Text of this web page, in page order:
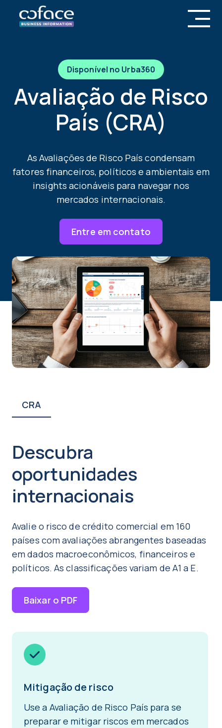
Disponível no Urba360
Avaliação de Risco
País (CRA)
As Avaliações de Risco País condensam
fatores financeiros, políticos e ambientais em
insights acionáveis para navegar nos
mercados internacionais.
Entre em contato
CRA
Descubra
oportunidades
internacionais
Avalie o risco de crédito comercial em 160
países com avaliações abrangentes baseadas
em dados macroeconômicos, financeiros e
políticos. As classificações variam de A1 a E.
Baixar o PDF
Mitigação de risco
Use a Avaliação de Risco País para se
preparar e mitigar riscos em mercados